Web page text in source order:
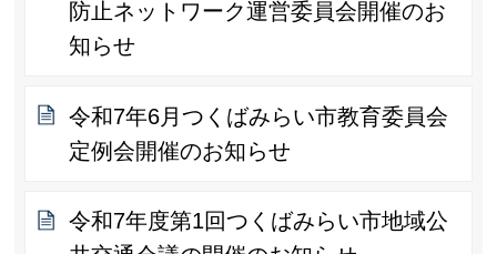
防止ネットワーク運営委員会開催のお
知らせ
令和7年6月つくばみらい市教育委員会
定例会開催のお知らせ
令和7年度第1回つくばみらい市地域公